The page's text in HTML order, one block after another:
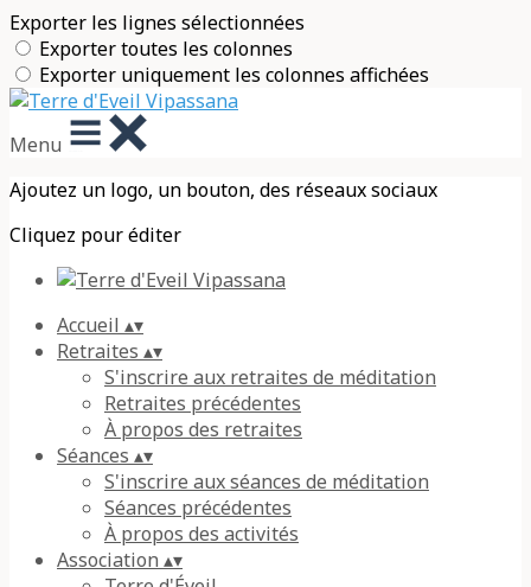
Exporter les lignes sélectionnées
Exporter toutes les colonnes
Exporter uniquement les colonnes affichées
Menu
Ajoutez un logo, un bouton, des réseaux sociaux
Cliquez pour éditer
Accueil ▴▾
Retraites ▴▾
S'inscrire aux retraites de méditation
Retraites précédentes
À propos des retraites
Séances ▴▾
S'inscrire aux séances de méditation
Séances précédentes
À propos des activités
Association ▴▾